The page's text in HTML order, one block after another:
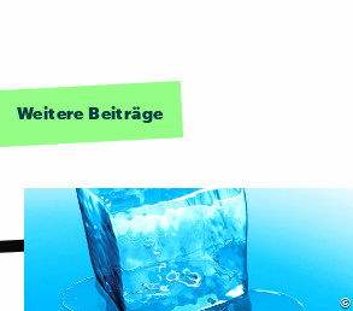
Weitere Beiträge
©